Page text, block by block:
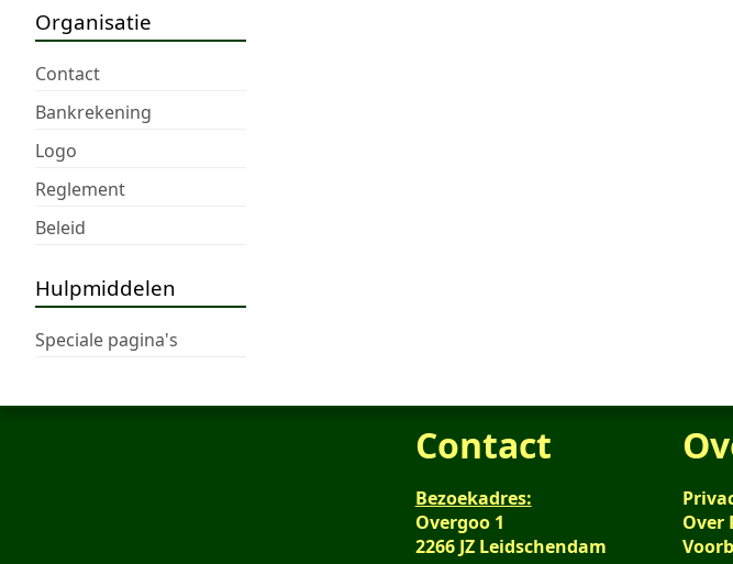
Organisatie
Contact
Bankrekening
Logo
Reglement
Beleid
Hulpmiddelen
Speciale pagina's
Contact
Bezoekadres:
Overgoo 1
2266 JZ Leidschendam
Over